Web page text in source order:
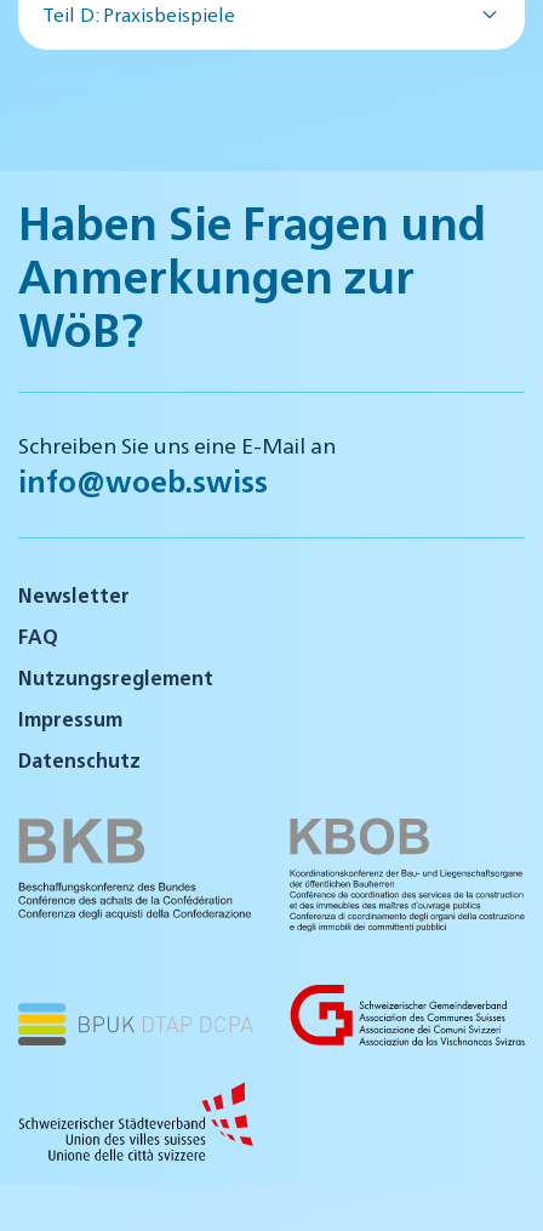
Teil D: Praxisbeispiele
Haben Sie Fragen und
Anmerkungen zur
WöB?
Schreiben Sie uns eine E-Mail an
info@woeb.swiss
Newsletter
FAQ
Nutzungsreglement
Impressum
Datenschutz